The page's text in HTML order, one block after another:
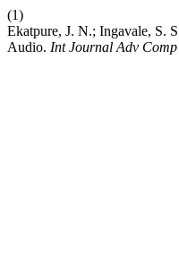
(1)
Ekatpure, J. N.; Ingavale, S.
Audio. Int Journal Adv